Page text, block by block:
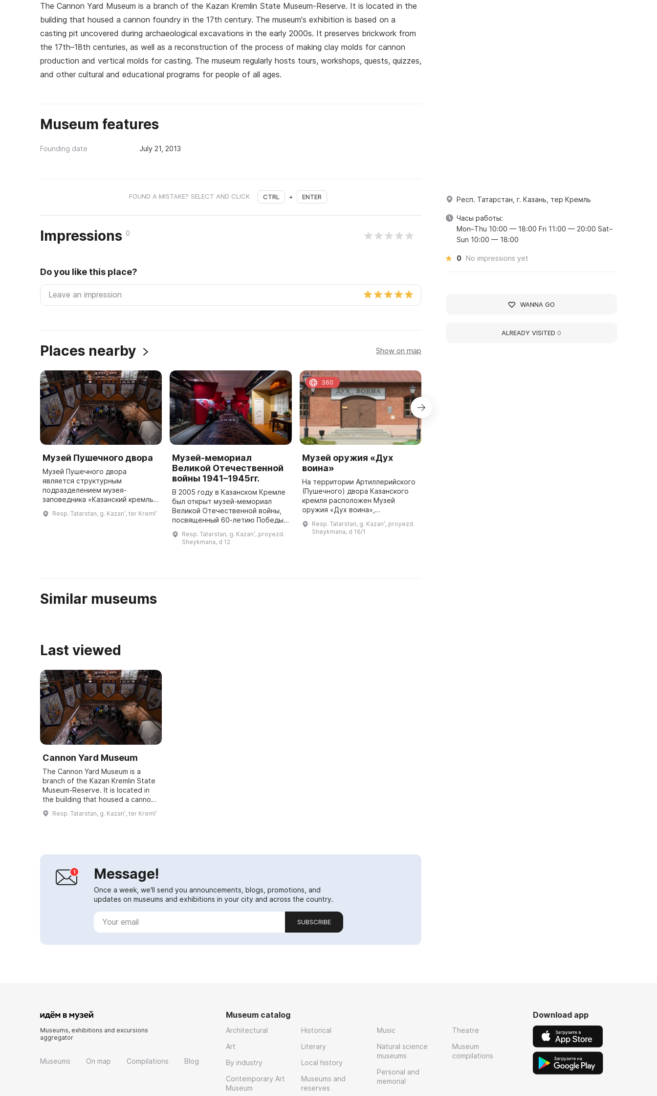
The Cannon Yard Museum is a branch of the Kazan Kremlin State Museum-Reserve. It is located in the
building that housed a cannon foundry in the 17th century. The museum's exhibition is based on a
casting pit uncovered during archaeological excavations in the early 2000s. It preserves brickwork from
the 17th–18th centuries, as well as a reconstruction of the process of making clay molds for cannon
production and vertical molds for casting. The museum regularly hosts tours, workshops, quests, quizzes,
and other cultural and educational programs for people of all ages.
Museum features
Founding date July 21, 2013
FOUND A MISTAKE? SELECT AND CLICK CTRL + ENTER
Impressions 0
Do you like this place?
Places nearby Show on map
Музей Пушечного двора
Музей Пушечного двора
является структурным
подразделением музея-
заповедника «Казанский кремль».
XVII веке находился завод по
Resp. Tatarstan, g. Kazanʹ, ter Kremlʹ
Музей-мемориал
Великой Отечественной
войны 1941–1945гг.
В 2005 году в Казанском Кремле
был открыт музей-мемориал
Великой Отечественной войны,
посвященный 60-летию Победы
архитектурный памятник входит
в состав ЮНЕСКО и
Resp. Tatarstan, g. Kazanʹ, proyezd.
Sheykmana, d 12
Музей оружия «Дух
воина»
На территории Артиллерийского
(Пушечного) двора Казанского
кремля расположен Музей
оружия «Дух воина»,
коллекцию материалов,
раскрывающую историю оружия
Resp. Tatarstan, g. Kazanʹ, proyezd.
Sheykmana, d 16/1
360
Similar museums
Last viewed
Cannon Yard Museum
The Cannon Yard Museum is a
branch of the Kazan Kremlin State
Museum-Reserve. It is located in
the building that housed a cannon
foundry in the 17th century. The
museum's exhibition is based on a
Resp. Tatarstan, g. Kazanʹ, ter Kremlʹ
Message!
Once a week, we'll send you announcements, blogs, promotions, and
updates on museums and exhibitions in your city and across the country.
SUBSCRIBE
Респ. Татарстан, г. Казань, тер Кремль
Часы работы:
Mon–Thu 10:00 — 18:00 Fri 11:00 — 20:00 Sat–
Sun 10:00 — 18:00
0 No impressions yet
WANNA GO
ALREADY VISITED 0
Museums, exhibitions and excursions
aggregator
Museums On map Compilations Blog
Museum catalog
Architectural
Art
By industry
Contemporary Art
Museum
Historical
Literary
Local history
Museums and
reserves
Music
Natural science
museums
Personal and
memorial
Theatre
Museum
compilations
Download app